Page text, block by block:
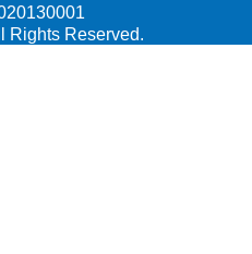
Rights Reserved.